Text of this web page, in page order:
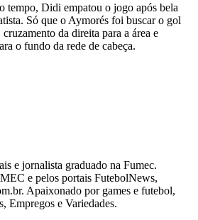
tempo, Didi empatou o jogo após bela
Só que o Aymorés foi buscar o gol
da direita para a área e
o fundo da rede de cabeça.
e jornalista graduado na Fumec.
e pelos portais FutebolNews,
Apaixonado por games e futebol,
Empregos e Variedades.